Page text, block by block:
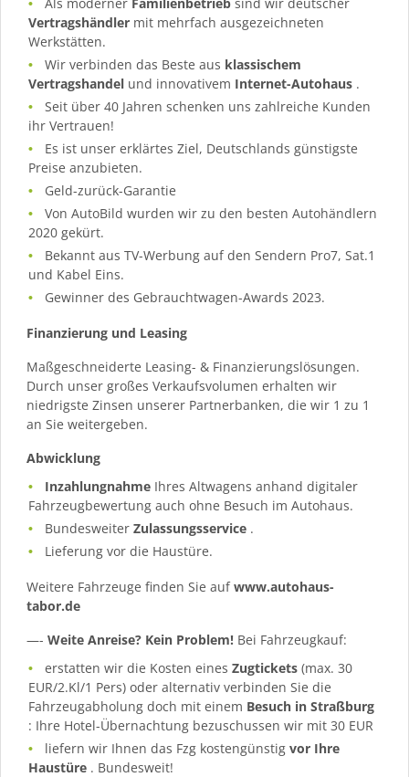
Vertragshändler mit mehrfach ausgezeichneten
Werkstätten.
Wir verbinden das Beste aus klassischem
Vertragshandel und innovativem Internet-Autohaus .
Seit über 40 Jahren schenken uns zahlreiche Kunden
ihr Vertrauen!
Es ist unser erklärtes Ziel, Deutschlands günstigste
Preise anzubieten.
Geld-zurück-Garantie
Von AutoBild wurden wir zu den besten Autohändlern
2020 gekürt.
Bekannt aus TV-Werbung auf den Sendern Pro7, Sat.1
und Kabel Eins.
Gewinner des Gebrauchtwagen-Awards 2023.
Finanzierung und Leasing
Maßgeschneiderte Leasing- & Finanzierungslösungen.
Durch unser großes Verkaufsvolumen erhalten wir
niedrigste Zinsen unserer Partnerbanken, die wir 1 zu 1
an Sie weitergeben.
Abwicklung
Inzahlungnahme Ihres Altwagens anhand digitaler
Fahrzeugbewertung auch ohne Besuch im Autohaus.
BundesweiterZulassungsservice .
Lieferung vor die Haustüre.
Weitere Fahrzeuge finden Sie aufwww.autohaus-
tabor.de
—- Weite Anreise? Kein Problem! Bei Fahrzeugkauf:
erstatten wir die Kosten einesZugtickets(max. 30
EUR/2.Kl/1 Pers) oder alternativ verbinden Sie die
Fahrzeugabholung doch mit einem Besuch in Straßburg
: Ihre Hotel-Übernachtung bezuschussen wir mit 30 EUR
liefern wir Ihnen das Fzg kostengünstigvor Ihre
Haustüre . Bundesweit!